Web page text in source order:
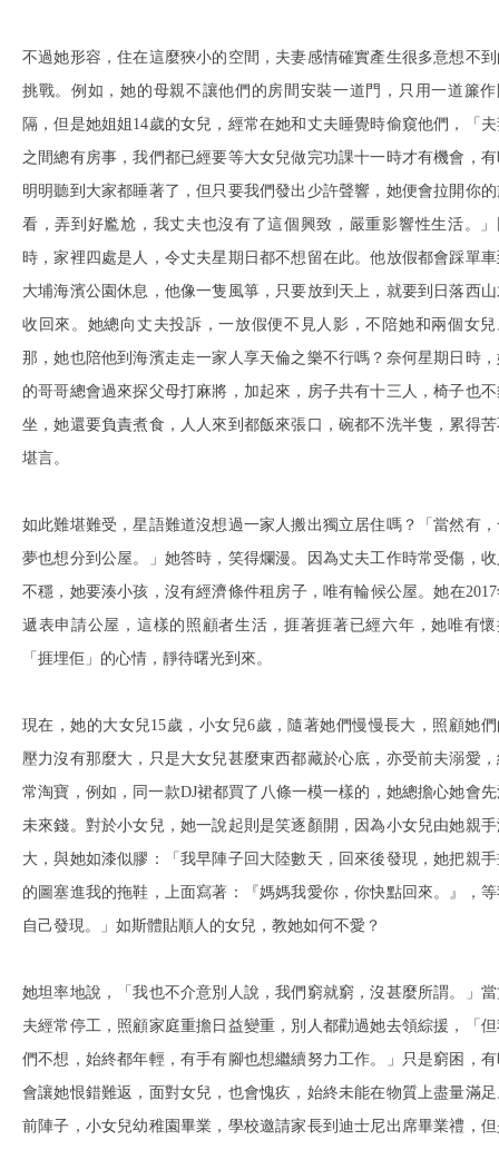
不過她形容，住在這麼狹小的空間，夫妻感情確實產生很多意想不
挑戰。例如，她的母親不讓他們的房間安裝一道門，只用一道簾作
隔，但是她姐姐14歲的女兒，經常在她和丈夫睡覺時偷窺他們，「
之間總有房事，我們都已經要等大女兒做完功課十一時才有機會，
明明聽到大家都睡著了，但只要我們發出少許聲響，她便會拉開你
看，弄到好尷尬，我丈夫也沒有了這個興致，嚴重影響性生活。」
時，家裡四處是人，令丈夫星期日都不想留在此。他放假都會踩單
大埔海濱公園休息，他像一隻風箏，只要放到天上，就要到日落西
收回來。她總向丈夫投訴，一放假便不見人影，不陪她和兩個女兒
那，她也陪他到海濱走走一家人享天倫之樂不行嗎？奈何星期日時
的哥哥總會過來探父母打麻將，加起來，房子共有十三人，椅子也
坐，她還要負責煮食，人人來到都飯來張口，碗都不洗半隻，累得
堪言。
如此難堪難受，星語難道沒想過一家人搬出獨立居住嗎？「當然有
夢也想分到公屋。」她答時，笑得爛漫。因為丈夫工作時常受傷，
不穩，她要湊小孩，沒有經濟條件租房子，唯有輪候公屋。她在
遞表申請公屋，這樣的照顧者生活，捱著捱著已經六年，她唯有懷
「捱埋佢」的心情，靜待曙光到來。
現在，她的大女兒15歲，小女兒6歲，隨著她們慢慢長大，照顧她
壓力沒有那麼大，只是大女兒甚麼東西都藏於心底，亦受前夫溺愛
常淘寶，例如，同一款DJ裙都買了八條一模一樣的，她總擔心她會
未來錢。對於小女兒，她一說起則是笑逐顏開，因為小女兒由她親
大，與她如漆似膠：「我早陣子回大陸數天，回來後發現，她把親
的圖塞進我的拖鞋，上面寫著：『媽媽我愛你，你快點回來。』，
自己發現。」如斯體貼順人的女兒，教她如何不愛？
她坦率地說，「我也不介意別人說，我們窮就窮，沒甚麼所謂。」
夫經常停工，照顧家庭重擔日益變重，別人都勸過她去領綜援，「
們不想，始終都年輕，有手有腳也想繼續努力工作。」只是窮困，
會讓她恨錯難返，面對女兒，也會愧疚，始終未能在物質上盡量滿
前陣子，小女兒幼稚園畢業，學校邀請家長到迪士尼出席畢業禮，